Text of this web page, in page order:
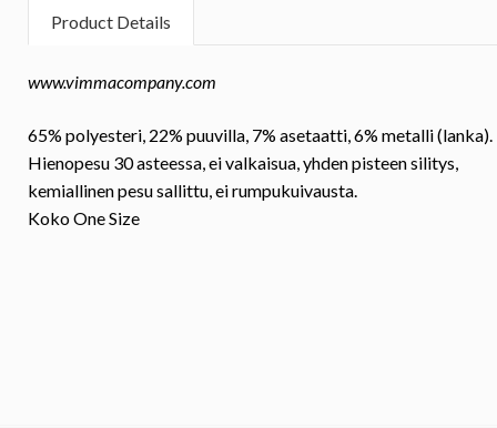
Product Details
www.vimmacompany.com
65% polyesteri, 22% puuvilla, 7% asetaatti, 6% metalli (lanka).
Hienopesu 30 asteessa, ei valkaisua, yhden pisteen silitys,
kemiallinen pesu sallittu, ei rumpukuivausta.
KokoOne Size